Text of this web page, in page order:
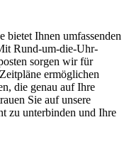
bietet Ihnen umfassenden
Rund-um-die-Uhr-
sorgen wir für
ermöglichen
die genau auf Ihre
Sie auf unsere
zu unterbinden und Ihre